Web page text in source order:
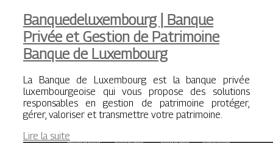
Ban­quedelu­xem­bourg | Banque
Privée et Gestion de Patrimoine
Banque de Luxembourg
La Banque de Luxembourg est la banque privée
luxembourgeoise qui vous propose des solutions
responsables en gestion de patrimoine protéger,
gérer, valoriser et transmettre votre patrimoine.
Lire la suite